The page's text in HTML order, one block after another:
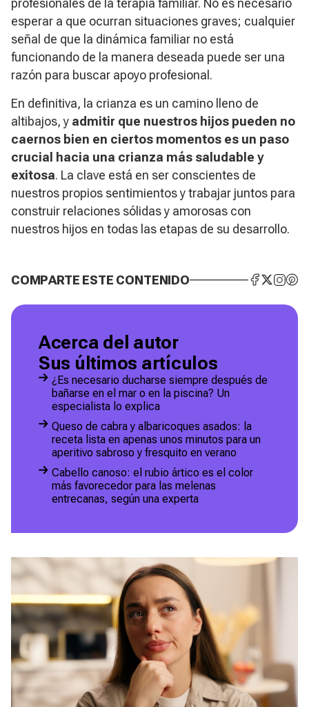
esperar a que ocurran situaciones graves; cualquier
señal de que la dinámica familiar no está
funcionando de la manera deseada puede ser una
razón para buscar apoyo profesional.
En definitiva, la crianza es un camino lleno de
altibajos, y admitir que nuestros hijos pueden no
caernos bien en ciertos momentos es un paso
crucial hacia una crianza más saludable y
exitosa. La clave está en ser conscientes de
nuestros propios sentimientos y trabajar juntos para
construir relaciones sólidas y amorosas con
nuestros hijos en todas las etapas de su desarrollo.
COMPARTE ESTE CONTENIDO
Acerca del autor
Sus últimos artículos
¿Es necesario ducharse siempre después de
bañarse en el mar o en la piscina? Un
especialista lo explica
Queso de cabra y albaricoques asados: la
receta lista en apenas unos minutos para un
aperitivo sabroso y fresquito en verano
Cabello canoso: el rubio ártico es el color
más favorecedor para las melenas
entrecanas, según una experta